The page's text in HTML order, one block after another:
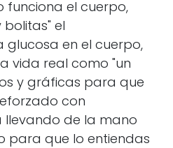
funciona el cuerpo,
el
glucosa en el cuerpo,
vida real como "un
y gráficas para que
con
llevando de la mano
para que lo entiendas